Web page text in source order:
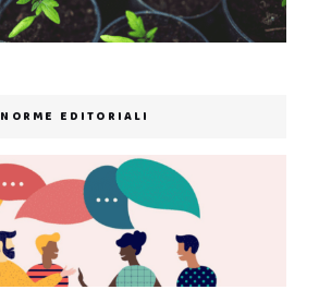
NORME EDITORIALI